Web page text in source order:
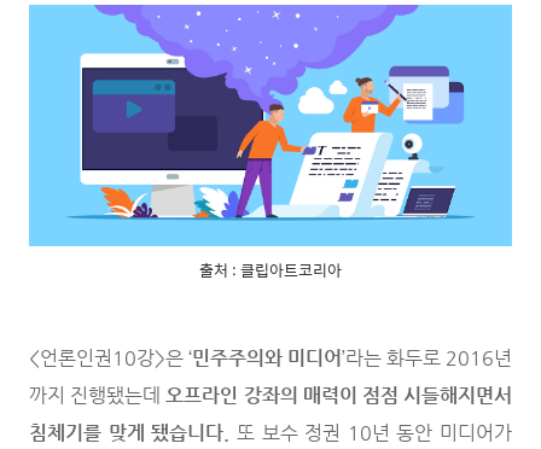
출처 : 클립아트코리아
<언론인권10강>은 ‘민주주의와 미디어’라는 화두로 2016년
까지 진행됐는데 오프라인 강좌의 매력이 점점 시들해지면서
침체기를 맞게 됐습니다.
또 보수 정권 10년 동안 미디어가